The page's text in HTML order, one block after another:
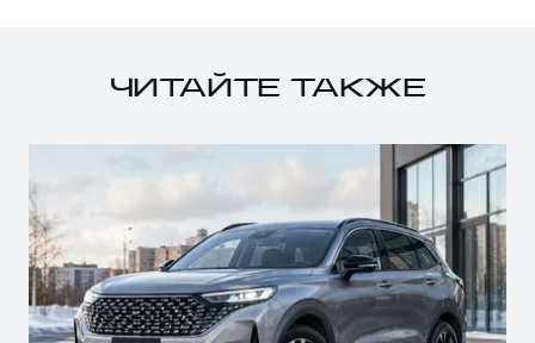
ЧИТАЙТЕ ТАКЖЕ